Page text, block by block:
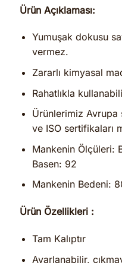
Ürün Açıklaması:
Yumuşak dokusu
vermez.
Zararlı kimyasal
Rahatlıkla
Ürünlerimiz Avrupa
ve ISO sertifikaları
Mankenin Ölçüleri:
Basen: 92
Mankenin Bedeni:
Ürün Özellikleri :
Tam Kalıptır
Ayarlanabilir,